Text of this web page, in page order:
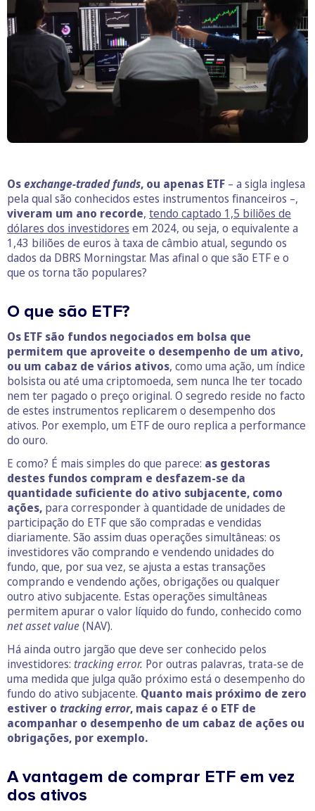
Osexchange-traded funds, ou apenas ETF – a sigla inglesa
pela qual são conhecidos estes instrumentos financeiros –,
viveram um ano recorde, tendo captado 1,5 biliões de
dólares dos investidores em 2024, ou seja, o equivalente a
1,43 biliões de euros à taxa de câmbio atual, segundo os
dados da DBRS Morningstar. Mas afinal o que são ETF e o
que os torna tão populares?
O que são ETF?
Os ETF são fundos negociados em bolsa que
permitem que aproveite o desempenho de um ativo,
ou um cabaz de vários ativos, como uma ação, um índice
bolsista ou até uma criptomoeda, sem nunca lhe ter tocado
nem ter pagado o preço original. O segredo reside no facto
de estes instrumentos replicarem o desempenho dos
ativos. Por exemplo, um ETF de ouro replica a performance
do ouro.
E como? É mais simples do que parece: as gestoras
destes fundos compram e desfazem-se da
quantidade suficiente do ativo subjacente, como
ações, para corresponder à quantidade de unidades de
participação do ETF que são compradas e vendidas
diariamente. São assim duas operações simultâneas: os
investidores vão comprando e vendendo unidades do
fundo, que, por sua vez, se ajusta a estas transações
comprando e vendendo ações, obrigações ou qualquer
outro ativo subjacente. Estas operações simultâneas
permitem apurar o valor líquido do fundo, conhecido como
net asset value(NAV).
Há ainda outro jargão que deve ser conhecido pelos
investidores: tracking error. Por outras palavras, trata-se de
uma medida que julga quão próximo está o desempenho do
fundo do ativo subjacente. Quanto mais próximo de zero
estiver o tracking error, mais capaz é o ETF de
acompanhar o desempenho de um cabaz de ações ou
obrigações, por exemplo.
A vantagem de comprar ETF em vez
dos ativos